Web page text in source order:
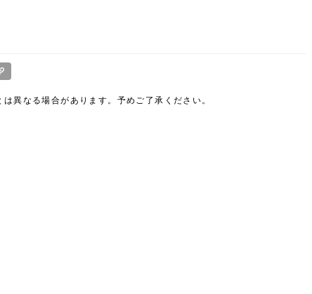
異なる場合があります。予めご了承ください。